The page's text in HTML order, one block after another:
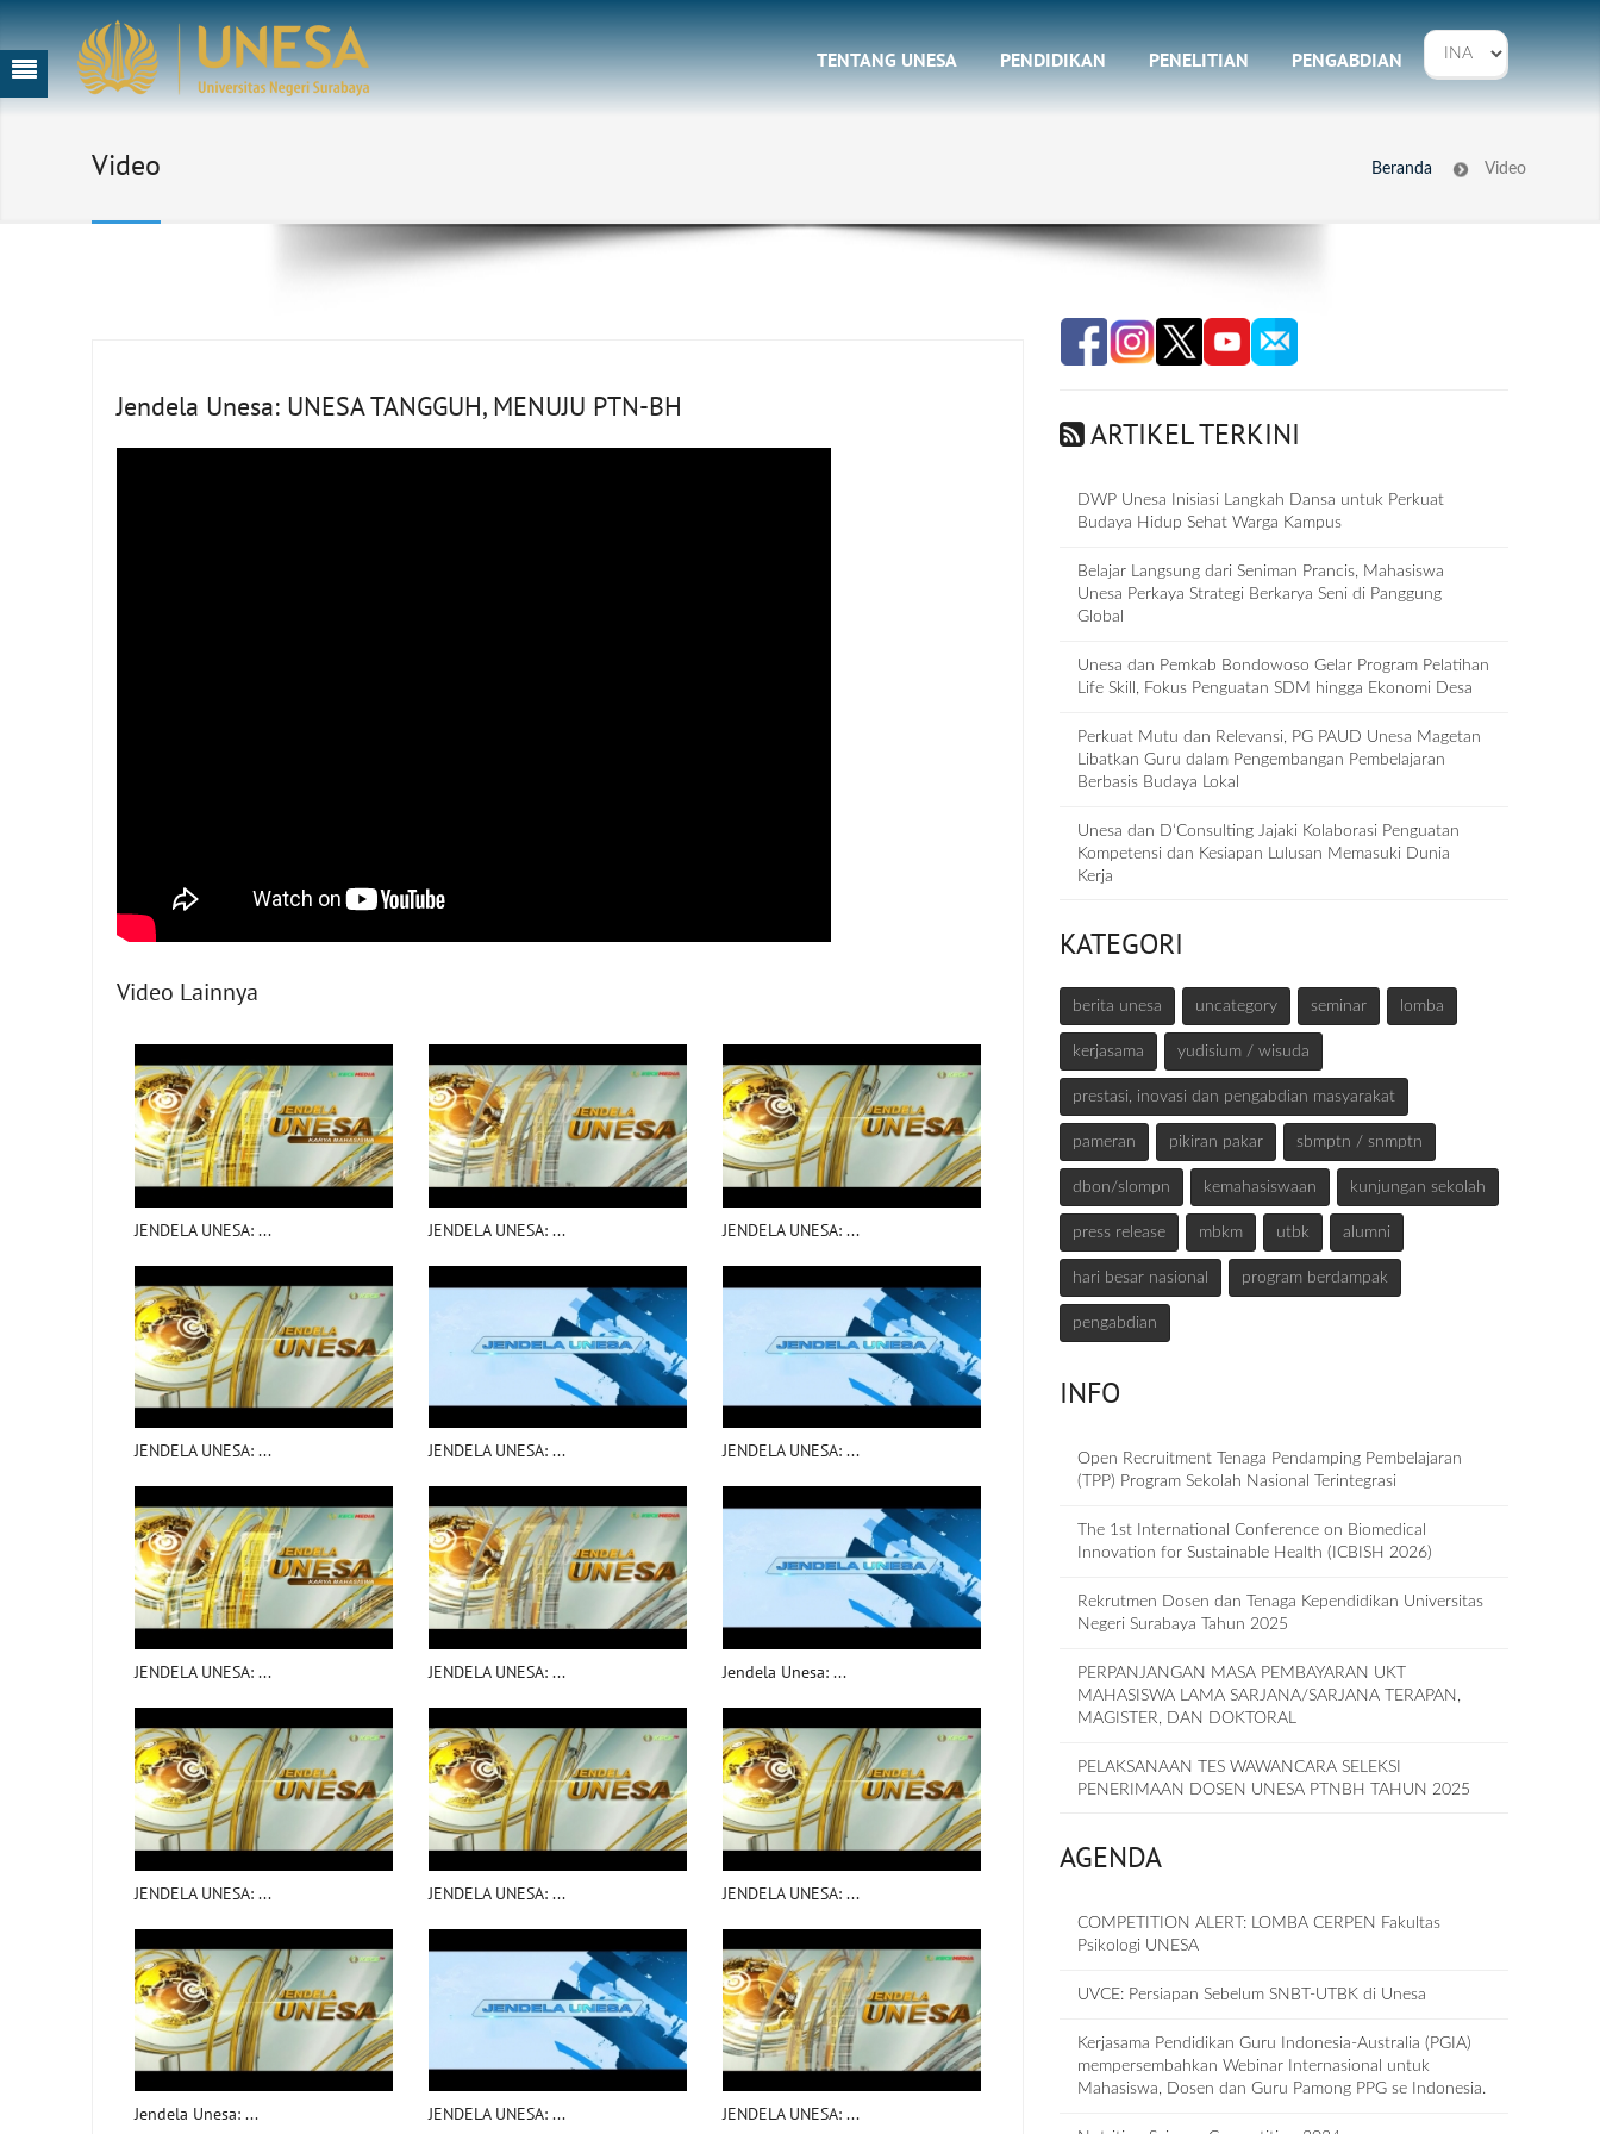
TENTANG UNESA PENDIDIKAN PENELITIAN PENGABDIAN
Video Beranda Video
Jendela Unesa: UNESA TANGGUH, MENUJU PTN-BH
Video Lainnya
JENDELA UNESA: ... JENDELA UNESA: ... JENDELA UNESA: ...
JENDELA UNESA: ... JENDELA UNESA: ... JENDELA UNESA: ...
JENDELA UNESA: ... JENDELA UNESA: ... Jendela Unesa: ...
JENDELA UNESA: ... JENDELA UNESA: ... JENDELA UNESA: ...
Jendela Unesa: ... JENDELA UNESA: ... JENDELA UNESA: ...
ARTIKEL TERKINI
DWP Unesa Inisiasi Langkah Dansa untuk Perkuat
Budaya Hidup Sehat Warga Kampus
Belajar Langsung dari Seniman Prancis, Mahasiswa
Unesa Perkaya Strategi Berkarya Seni di Panggung
Global
Unesa dan Pemkab Bondowoso Gelar Program Pelatihan
Life Skill, Fokus Penguatan SDM hingga Ekonomi Desa
Perkuat Mutu dan Relevansi, PG PAUD Unesa Magetan
Libatkan Guru dalam Pengembangan Pembelajaran
Berbasis Budaya Lokal
Unesa dan D‘Consulting Jajaki Kolaborasi Penguatan
Kompetensi dan Kesiapan Lulusan Memasuki Dunia
Kerja
KATEGORI
berita unesa uncategory seminar lomba
kerjasama yudisium / wisuda
prestasi, inovasi dan pengabdian masyarakat
pameran pikiran pakar sbmptn / snmptn
dbon/slompn kemahasiswaan kunjungan sekolah
press release mbkm utbk alumni
hari besar nasional program berdampak
pengabdian
INFO
Open Recruitment Tenaga Pendamping Pembelajaran
(TPP) Program Sekolah Nasional Terintegrasi
The 1st International Conference on Biomedical
Innovation for Sustainable Health (ICBISH 2026)
Rekrutmen Dosen dan Tenaga Kependidikan Universitas
Negeri Surabaya Tahun 2025
PERPANJANGAN MASA PEMBAYARAN UKT
MAHASISWA LAMA SARJANA/SARJANA TERAPAN,
MAGISTER, DAN DOKTORAL
PELAKSANAAN TES WAWANCARA SELEKSI
PENERIMAAN DOSEN UNESA PTNBH TAHUN 2025
AGENDA
COMPETITION ALERT: LOMBA CERPEN Fakultas
Psikologi UNESA
UVCE: Persiapan Sebelum SNBT-UTBK di Unesa
Kerjasama Pendidikan Guru Indonesia-Australia (PGIA)
mempersembahkan Webinar Internasional untuk
Mahasiswa, Dosen dan Guru Pamong PPG se Indonesia.